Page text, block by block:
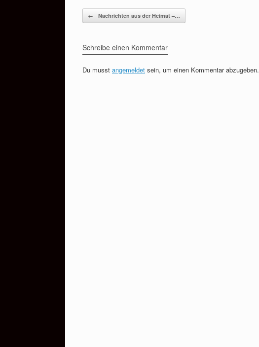
Beitragsnavigation
← Nachrichten aus der Heimat –…
Schreibe einen Kommentar
Du musst angemeldet sein, um einen Kommentar abzugeben.